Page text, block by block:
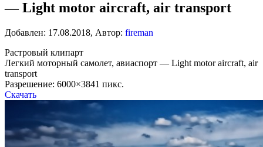
— Light motor aircraft, air transport
Добавлен: 17.08.2018, Автор: fireman
Растровый клипарт
Легкий моторный самолет, авиаспорт — Light motor aircraft, air
transport
Разрешение: 6000×3841 пикс.
Скачать